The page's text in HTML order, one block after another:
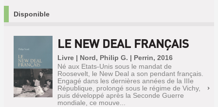
Disponible
LE NEW DEAL FRANÇAIS
Livre | Nord, Philip G. | Perrin, 2016
Né aux Etats-Unis sous le mandat de
Roosevelt, le New Deal a son pendant français.
Engagé dans les dernières années de la IIIe
République, prolongé sous le régime de Vichy,
puis développé après la Seconde Guerre
mondiale, ce mouve...